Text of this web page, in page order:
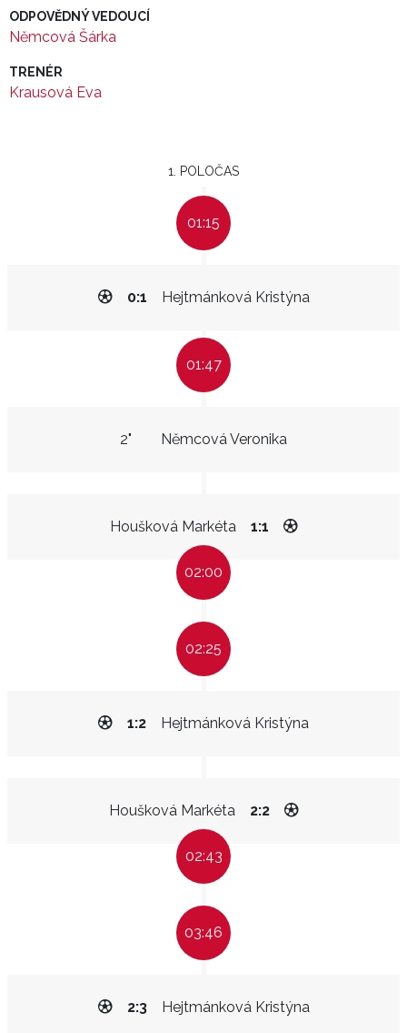
ODPOVĚDNÝ VEDOUCÍ
Němcová Šárka
TRENÉR
Krausová Eva
1. POLOČAS
01:15
Hejtmánková Kristýna
0:1
01:47
Němcová Veronika
2"
Houšková Markéta 1:1
02:00
02:25
Hejtmánková Kristýna
1:2
Houšková Markéta 2:2
02:43
03:46
Hejtmánková Kristýna
2:3